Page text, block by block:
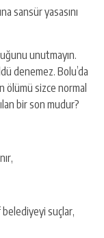
sansür yasasını
unutmayın.
denemez. Bolu’da
ölümü sizce normal
bir son mudur?
suçlar,